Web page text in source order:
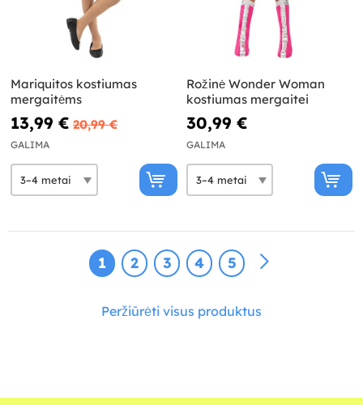
Mariquitos kostiumas
mergaitėms
13,99 € 20,99 €
GALIMA
Rožinė Wonder Woman
kostiumas mergaitei
30,99 €
GALIMA
1 2 3 4 5
Peržiūrėti visus produktus